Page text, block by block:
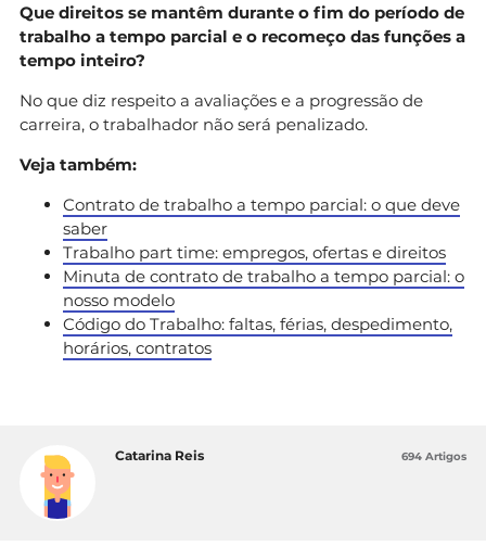
Que direitos se mantêm durante o fim do período de
trabalho a tempo parcial e o recomeço das funções a
tempo inteiro?
No que diz respeito a avaliações e a progressão de
carreira, o trabalhador não será penalizado.
Veja também:
Contrato de trabalho a tempo parcial: o que deve
saber
Trabalho part time: empregos, ofertas e direitos
Minuta de contrato de trabalho a tempo parcial: o
nosso modelo
Código do Trabalho: faltas, férias, despedimento,
horários, contratos
Catarina Reis 694 Artigos